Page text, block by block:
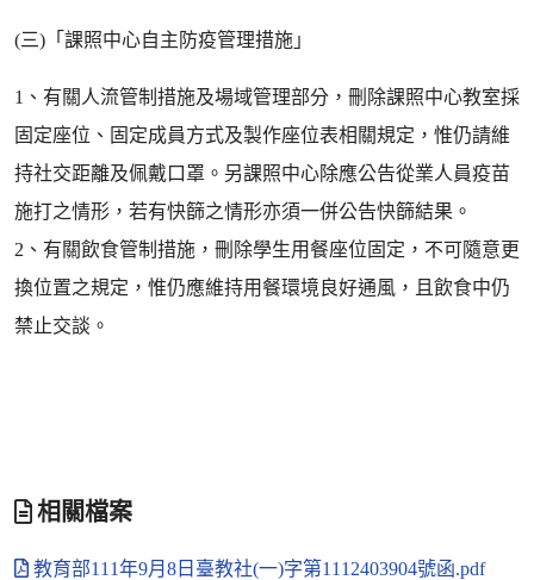
(三)「課照中心自主防疫管理措施」
1、有關人流管制措施及場域管理部分，刪除課照中心教室採
固定座位、固定成員方式及製作座位表相關規定，惟仍請維
持社交距離及佩戴口罩。另課照中心除應公告從業人員疫苗
施打之情形，若有快篩之情形亦須一併公告快篩結果。
2、有關飲食管制措施，刪除學生用餐座位固定，不可隨意更
換位置之規定，惟仍應維持用餐環境良好通風，且飲食中仍
禁止交談。
相關檔案
教育部111年9月8日臺教社(一)字第1112403904號函.pdf